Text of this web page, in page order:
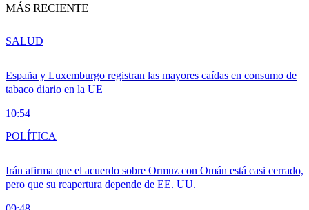
MÁS RECIENTE
España y Luxemburgo registran las mayores caídas en consumo de
tabaco diario en la UE
10:54
SALUD
Irán afirma que el acuerdo sobre Ormuz con Omán está casi cerrado,
pero que su reapertura depende de EE. UU.
POLÍTICA